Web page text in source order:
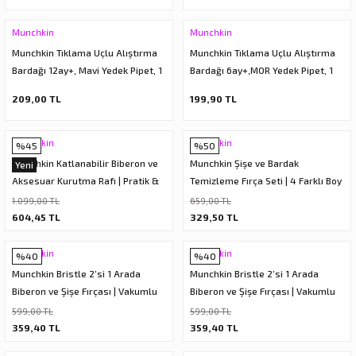
Munchkin
Munchkin Tıklama Uçlu Alıştırma
Bardağı 12ay+, Mavi Yedek Pipet, 1
209,00 TL
Munchkin
Munchkin Tıklama Uçlu Alıştırma
Bardağı 6ay+,MOR Yedek Pipet, 1
199,90 TL
%45
Yeni
Munchkin
Munchkin Katlanabilir Biberon ve
Aksesuar Kurutma Rafı | Pratik &
Kompakt Tasarım
604,45 TL
1.099,00 TL
%50
Munchkin
Munchkin Şişe ve Bardak
Temizleme Fırça Seti | 4 Farklı Boy
| Üst Raf Bulaşık Makinesinde
Yıkanabilir
329,50 TL
659,00 TL
%40
Munchkin
Munchkin Bristle 2’si 1 Arada
Biberon ve Şişe Fırçası | Vakumlu
Taban | Yeşil
359,40 TL
599,00 TL
%40
Munchkin
Munchkin Bristle 2’si 1 Arada
Biberon ve Şişe Fırçası | Vakumlu
Taban | Gri
359,40 TL
599,00 TL